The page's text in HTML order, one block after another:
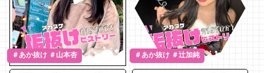
＃あか抜け ＃山本杏 ＃あか抜け ＃辻加純